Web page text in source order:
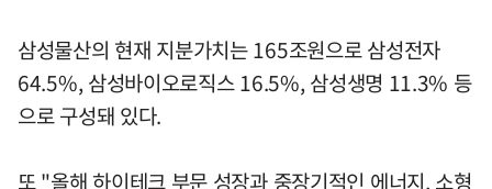
삼성물산의 현재 지분가치는 165조원으로 삼성전자
64.5%, 삼성바이오로직스 16.5%, 삼성생명 11.3% 등
으로 구성돼 있다.
또 "올해 하이테크 부문 성장과 중장기적인 에너지, 소형